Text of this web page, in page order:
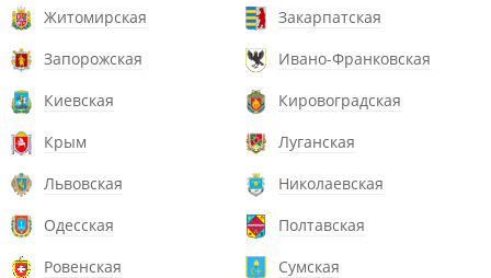
Житомирская
Закарпатская
Запорожская
Ивано-Франковская
Киевская
Кировоградская
Крым
Луганская
Львовская
Николаевская
Одесская
Полтавская
Ровенская
Сумская